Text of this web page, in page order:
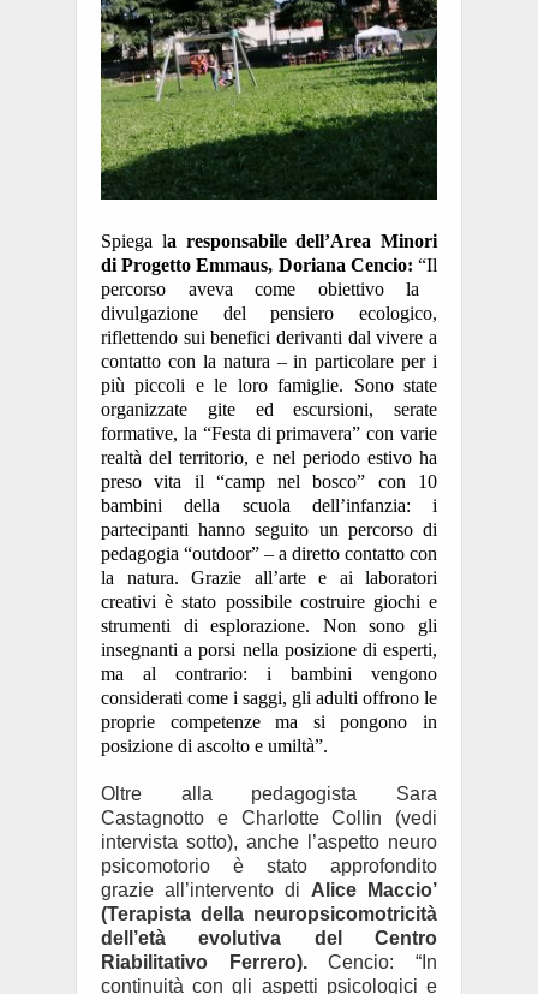
Spiega la responsabile dell’Area Minori
di Progetto Emmaus, Doriana Cencio: “Il
percorso aveva come obiettivo la
divulgazione del pensiero ecologico,
riflettendo sui benefici derivanti dal vivere a
contatto con la natura – in particolare per i
più piccoli e le loro famiglie. Sono state
organizzate gite ed escursioni, serate
formative, la “Festa di primavera” con varie
realtà del territorio, e nel periodo estivo ha
preso vita il “camp nel bosco” con 10
bambini della scuola dell’infanzia: i
partecipanti hanno seguito un percorso di
pedagogia “outdoor” – a diretto contatto con
la natura. Grazie all’arte e ai laboratori
creativi è stato possibile costruire giochi e
strumenti di esplorazione. Non sono gli
insegnanti a porsi nella posizione di esperti,
ma al contrario: i bambini vengono
considerati come i saggi, gli adulti offrono le
proprie competenze ma si pongono in
posizione di ascolto e umiltà”.
Oltre alla pedagogista Sara
Castagnotto e Charlotte Collin (vedi
intervista sotto), anche l’aspetto neuro
psicomotorio è stato approfondito
grazie all’intervento di Alice Maccio’
(Terapista della neuropsicomotricità
dell’età evolutiva del Centro
Riabilitativo Ferrero).Cencio: “In
continuità con gli aspetti psicologici e